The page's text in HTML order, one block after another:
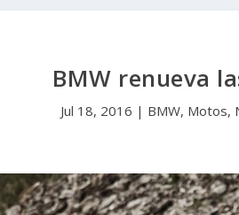
BMW renueva
Jul 18, 2016 | BMW, Motos,